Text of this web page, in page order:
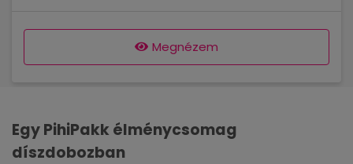
Megnézem
Egy PihiPakk élménycsomag
díszdobozban